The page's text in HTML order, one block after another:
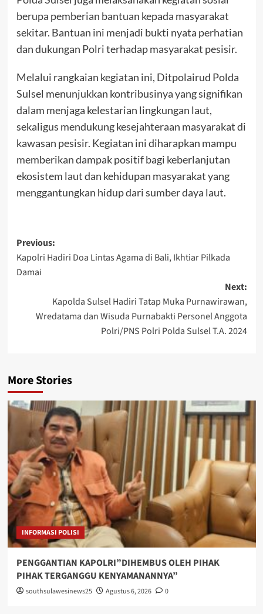
berupa pemberian bantuan kepada masyarakat
sekitar. Bantuan ini menjadi bukti nyata perhatian
dan dukungan Polri terhadap masyarakat pesisir.
Melalui rangkaian kegiatan ini, Ditpolairud Polda
Sulsel menunjukkan kontribusinya yang signifikan
dalam menjaga kelestarian lingkungan laut,
sekaligus mendukung kesejahteraan masyarakat di
kawasan pesisir. Kegiatan ini diharapkan mampu
memberikan dampak positif bagi keberlanjutan
ekosistem laut dan kehidupan masyarakat yang
menggantungkan hidup dari sumber daya laut.
Post
navigation
Previous:
Kapolri Hadiri Doa Lintas Agama di Bali, Ikhtiar Pilkada
Damai
Next:
Kapolda Sulsel Hadiri Tatap Muka Purnawirawan,
Wredatama dan Wisuda Purnabakti Personel Anggota
Polri/PNS Polri Polda Sulsel T.A. 2024
More Stories
INFORMASI POLISI
PENGGANTIAN KAPOLRI”DIHEMBUS OLEH PIHAK
PIHAK TERGANGGU KENYAMANANNYA”
southsulawesinews25 Agustus 6, 2026 0